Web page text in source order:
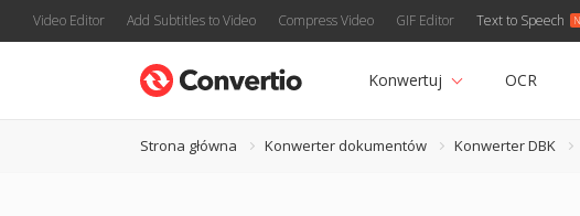
Video Editor Add Subtitles to Video Compress Video GIF Editor Text to Speech
Konwertuj OCR
Strona główna Konwerter dokumentów Konwerter DBK